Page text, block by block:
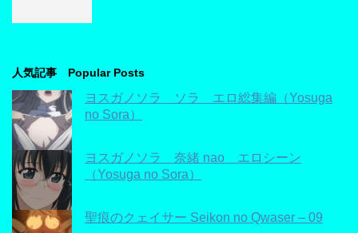
人気記事 Popular Posts
ヨスガノソラ ソラ エロ総集編（Yosuga
no Sora）
ヨスガノソラ 奈緒 nao エロシーン
（Yosuga no Sora）
聖痕のクェイサー Seikon no Qwaser – 09